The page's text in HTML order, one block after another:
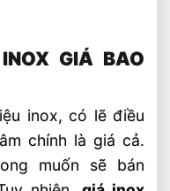
GIÁ BAO
inox, có lẽ điều
chính là giá cả.
muốn sẽ bán